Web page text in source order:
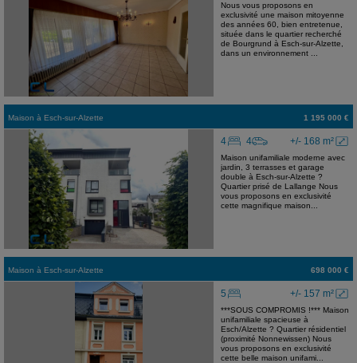
Nous vous proposons en
exclusivité une maison mitoyenne
des années 60, bien entretenue,
située dans le quartier recherché
de Bourgrund à Esch-sur-Alzette,
dans un environnement ...
Maison à Esch-sur-Alzette 1 195 000 €
+/- 168 m²
4 4
Maison unifamiliale moderne avec
jardin, 3 terrasses et garage
double à Esch-sur-Alzette ?
Quartier prisé de Lallange Nous
vous proposons en exclusivité
cette magnifique maison...
Maison à Esch-sur-Alzette 698 000 €
+/- 157 m²
5
***SOUS COMPROMIS !*** Maison
unifamiliale spacieuse à
Esch/Alzette ? Quartier résidentiel
(proximité Nonnewissen) Nous
vous proposons en exclusivité
cette belle maison unifami...